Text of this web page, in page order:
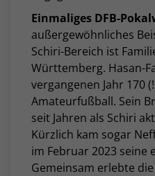
Einmaliges DFB-
außergewöhnliches
Schiri-Bereich ist
Württemberg. Hasan-
vergangenen Jahr 170
Amateurfußball. Sein
seit Jahren als Schiri
Kürzlich kam sogar
im Februar 2023 seine
Gemeinsam erlebte